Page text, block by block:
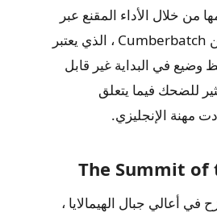
من خلال الأداء المقنع عبر
اللوحة. لا سيما من Cumberbatch ، الذي يعتبر
وضيع في البداية غير قابل
للضحك فيما يتعلق
مهنة الإنجليزي.
أعالي جبال الهيمالايا ،